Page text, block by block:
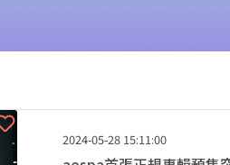
2024-05-28 15:11:00